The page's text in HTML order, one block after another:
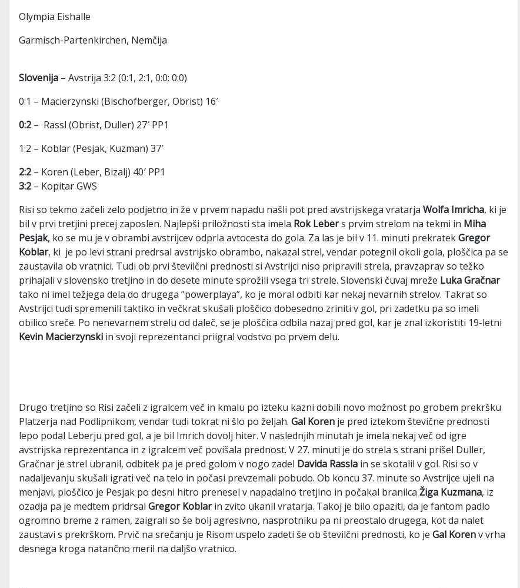
Olympia Eishalle
Garmisch-Partenkirchen, Nemčija
Slovenija – Avstrija 3:2 (0:1, 2:1, 0:0; 0:0)
0:1 – Macierzynski (Bischofberger, Obrist) 16′
0:2 – Rassl (Obrist, Duller) 27′ PP1
1:2 – Koblar (Pesjak, Kuzman) 37′
2:2 – Koren (Leber, Bizalj) 40′ PP1
3:2 – Kopitar GWS
Risi so tekmo začeli zelo podjetno in že v prvem napadu našli pot pred avstrijskega vratarja Wolfa Imricha, ki je
bil v prvi tretjini precej zaposlen. Najlepši priložnosti sta imela Rok Lebers prvim strelom na tekmi in Miha
Pesjak, ko se mu je v obrambi avstrijcev odprla avtocesta do gola. Za las je bil v 11. minuti prekratekGregor
Koblar, ki je po levi strani predrsal avstrijsko obrambo, nakazal strel, vendar potegnil okoli gola, ploščica pa se
zaustavila ob vratnici. Tudi ob prvi številčni prednosti si Avstrijci niso pripravili strela, pravzaprav so težko
prihajali v slovensko tretjino in do desete minute sprožili vsega tri strele. Slovenski čuvaj mreže Luka Gračnar
tako ni imel težjega dela do drugega ”powerplaya”, ko je moral odbiti kar nekaj nevarnih strelov. Takrat so
Avstrijci tudi spremenili taktiko in večkrat skušali ploščico dobesedno zriniti v gol, pri zadetku pa so imeli
obilico sreče. Po nenevarnem strelu od daleč, se je ploščica odbila nazaj pred gol, kar je znal izkoristiti 19-letni
Kevin Macierzynski in svoji reprezentanci priigral vodstvo po prvem delu.
Drugo tretjino so Risi začeli z igralcem več in kmalu po izteku kazni dobili novo možnost po grobem prekršku
Platzerja nad Podlipnikom, vendar tudi tokrat ni šlo po željah. Gal Koren je pred iztekom števične prednosti
lepo podal Leberju pred gol, a je bil Imrich dovolj hiter. V naslednjih minutah je imela nekaj več od igre
avstrijska reprezentanca in z igralcem več povišala prednost. V 27. minuti je do strela s strani prišel Duller,
Gračnar je strel ubranil, odbitek pa je pred golom v nogo zadel Davida Rassla in se skotalil v gol. Risi so v
nadaljevanju skušali igrati več na telo in počasi prevzemali pobudo. Ob koncu 37. minute so Avstrijce ujeli na
menjavi, ploščico je Pesjak po desni hitro prenesel v napadalno tretjino in počakal branilca Žiga Kuzmana, iz
ozadja pa je medtem pridrsal Gregor Koblarin zvito ukanil vratarja. Takoj je bilo opaziti, da je fantom padlo
ogromno breme z ramen, zaigrali so še bolj agresivno, nasprotniku pa ni preostalo drugega, kot da nalet
zaustavi s prekrškom. Prvič na srečanju je Risom uspelo zadeti še ob številčni prednosti, ko je Gal Korenv vrha
desnega kroga natančno meril na daljšo vratnico.